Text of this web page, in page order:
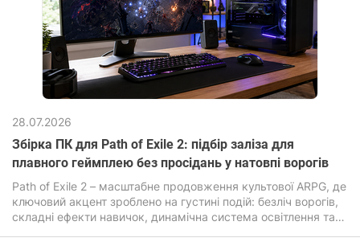
28.07.2026
Збірка ПК для Path of Exile 2: підбір заліза для
плавного геймплею без просідань у натовпі ворогів
Path of Exile 2 – масштабне продовження культової ARPG, де
ключовий акцент зроблено на густині подій: безліч ворогів,
складні ефекти навичок, динамічна система освітлення та